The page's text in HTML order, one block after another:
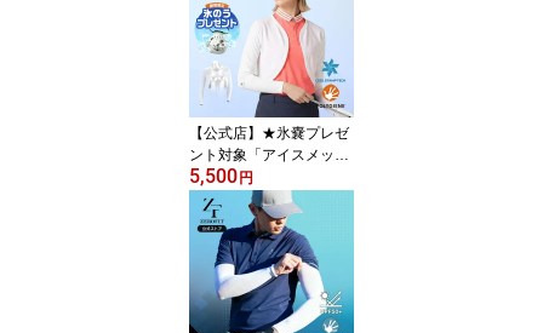
ット スポーツ ゴルフ 接
触冷感インナー スポーツ
ウェア UV手袋 ICE MES
H 夏用 涼しい 日焼け予
防 紫外線予防 ZEROFIT
ゼロフィット
【公式店】★氷嚢プレゼ
ント対象「アイスメッシ
ュ オーバーボレロ」返品
交換可 メンズ レディー
ス 冷感 uvカット スポー
ツ ゴルフ 接触冷感イン
ナー スポーツウェア ボ
レロ UV手袋 ICE MESH
夏用 涼しい 日焼け予防 Z
5,500 円